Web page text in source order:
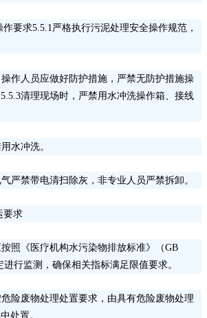
要求5.5.1严格执行污泥处理安全操作规范，
作人员应做好防护措施，严禁无防护措施操
清理现场时，严禁用水冲洗操作箱、接线
水冲洗。
严禁带电清扫除灰，非专业人员严禁拆卸。
要求
照《医疗机构水污染物排放标准》（GB
进行监测，确保相关指标满足限值要求。
险废物处理处置要求，由具有危险废物处理
处置。